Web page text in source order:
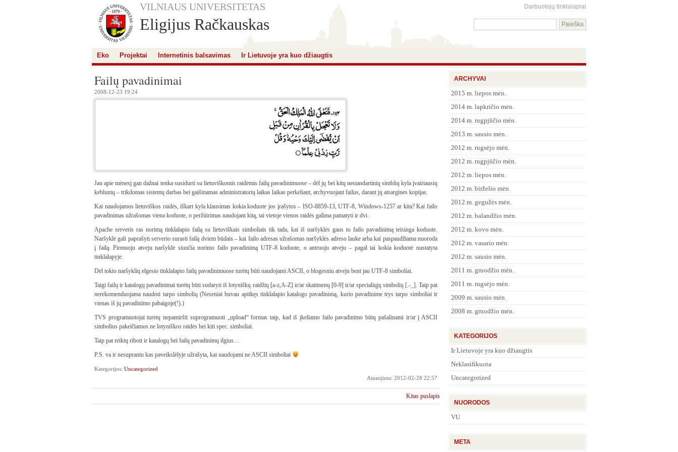
VILNIAUS UNIVERSITETAS Darbuotojų tinklalapiai
Eligijus Račkauskas
Eko Projektai Internetinis balsavimas Ir Lietuvoje yra kuo džiaugtis
Failų pavadinimai
2008-12-23 19:24
Jau apie mėnesį gan dažnai tenka susidurti su lietuviškomis raidėmis failų pavadinimuose – dėl jų bei kitų nestandartinių simblių kyla įvairiausių
keblumų – trikdomas sistemų darbas bei gaišinamas administratorių laikas laikas perkeliant, archyvuojant failus, darant jų atsargines kopijas.
Kai naudojamos lietuviškos raidės, iškart kyla klausimas kokia koduote jos įrašytos – ISO-8859-13, UTF-8, Windows-1257 ar kita? Kai failo
pavadinimas užrašomas viena koduote, o peržiūrimas naudojant kitą, tai vietoje vienos raidės galima pamatyti ir dvi.
Apache serveris ras norimą tinklalapio failą su lietuviškais simboliais tik tada, kai iš naršyklės gaus to failo pavadinimą teisinga koduote.
Naršyklė gali paprašyti serverio surasti failą dviem būdais – kai failo adresas užrašomas naršyklės adreso lauke arba kai paspaudžiama nuoroda
į failą. Pirmuoju atveju naršyklė siunčia norimo failo pavadinimą UTF-8 koduote, o antruoju atveju – pagal tai kokia koduotė nustatyta
tinklalapyje.
Dėl tokio naršyklių elgesio tinklalapio failų pavadinimuose turėtų būti naudojami ASCII, o blogesniu atveju bent jau UTF-8 simboliai.
Taigi failų ir katalogų pavadinimai turėtų būti sudaryti iš lotyniškų raidžių [a-z,A-Z] ir/ar skaitmenų [0-9] ir/ar specialiųjų simbolių [.-_]. Taip pat
nerekomenduojama naudoti tarpo simbolių (Neseniai buvau aptikęs tinklalapio katalogo pavadinimą, kurio pavadinime trys tarpo simboliai ir
vienas iš jų pavadinimo pabaigoje(!).)
TVS programuotojai turėtų nepamiršti suprogramuoti „upload“ formas taip, kad iš įkeliamo failo pavadinimo būtų pašalinami ir/ar į ASCII
simbolius pakeičiamos ne lotyniškos raidės bei kiti spec. simboliai.
Taip pat reiktų riboti ir katalogų bei failų pavadinimų ilgius…
P.S. va ir nesuprantu kas paveikslėlyje užrašyta, kai naudojami ne ASCII simboliai
Kategorijos: Uncategorized
Atnaujinta: 2012-02-28 22:57
Kitas puslapis
ARCHYVAI
2015 m. liepos mėn.
2014 m. lapkričio mėn.
2014 m. rugpjūčio mėn.
2013 m. sausio mėn.
2012 m. rugsėjo mėn.
2012 m. rugpjūčio mėn.
2012 m. liepos mėn.
2012 m. birželio mėn.
2012 m. gegužės mėn.
2012 m. balandžio mėn.
2012 m. kovo mėn.
2012 m. vasario mėn.
2012 m. sausio mėn.
2011 m. gruodžio mėn.
2011 m. rugsėjo mėn.
2009 m. sausio mėn.
2008 m. gruodžio mėn.
KATEGORIJOS
Ir Lietuvoje yra kuo džiaugtis
Neklasifikuota
Uncategorized
NUORODOS
VU
META